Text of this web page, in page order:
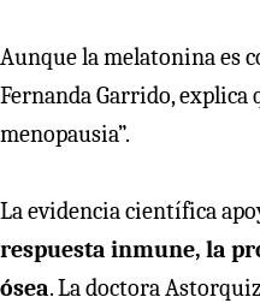
Aunque la melatonina es
Fernanda Garrido,
menopausia”.
La evidencia científica
respuesta inmune, la
ósea. La doctora